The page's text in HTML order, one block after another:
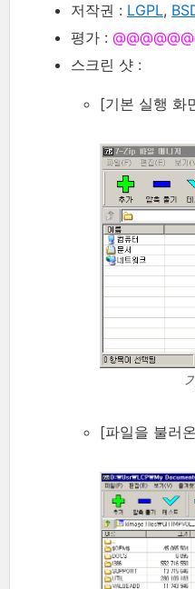
저작권 : LGPL,
평가 :
스크린 샷 :
[기본 실행 화
[파일을 불러